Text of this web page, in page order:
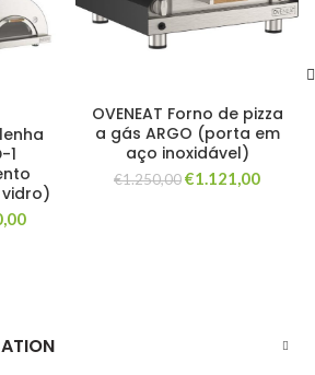
1
O
OVENEAT Forno de pizza
a gás ARGO (porta em
aço inoxidável)
€1.250,00O
€1.121,00O